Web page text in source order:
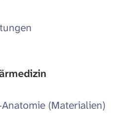
(Materialien)